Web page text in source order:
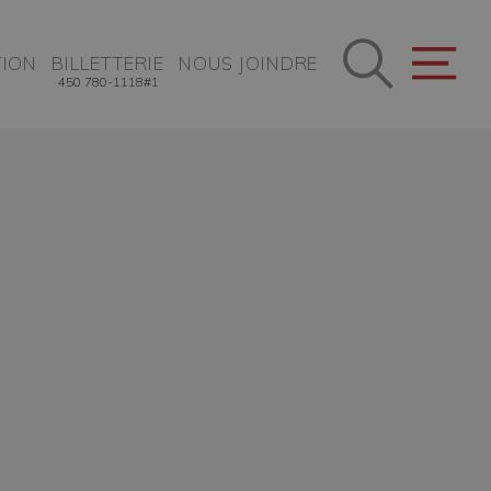
BILLETTERIE NOUS JOINDRE